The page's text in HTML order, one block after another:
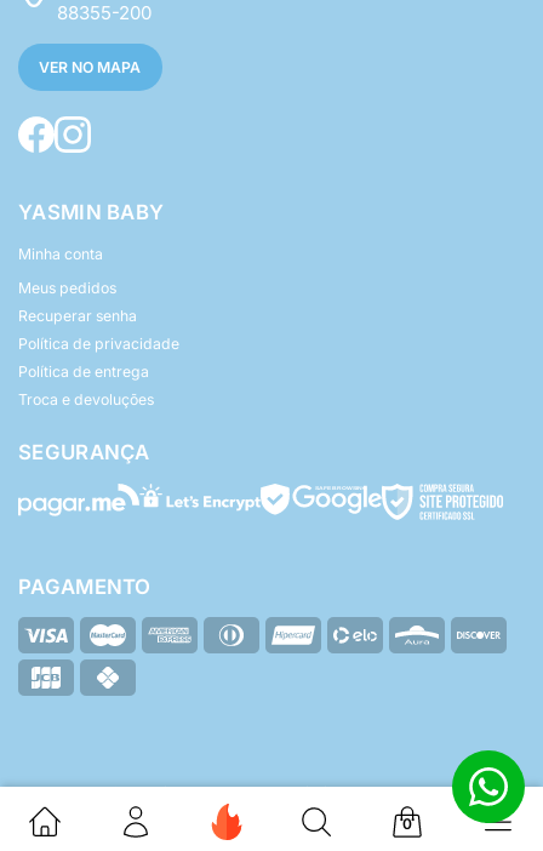
88355-200
VER NO MAPA
YASMIN BABY
Minha conta
Meus pedidos
Recuperar senha
Política de privacidade
Política de entrega
Troca e devoluções
SEGURANÇA
PAGAMENTO
© Yasmin Baby - Todos os direitos reservados.
Desenvolvido por: ZHF Mídia Digital
0